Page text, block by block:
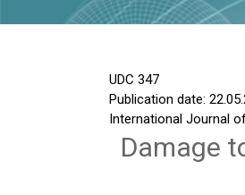
UDC 347
Publication date:
International Journal
Damage